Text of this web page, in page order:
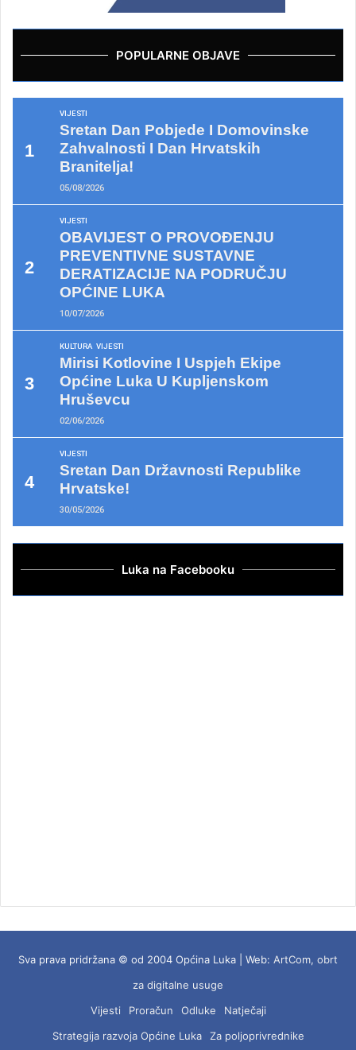
POPULARNE OBJAVE
VIJESTI
Sretan Dan Pobjede I Domovinske
Zahvalnosti I Dan Hrvatskih
Branitelja!
05/08/2026
VIJESTI
OBAVIJEST O PROVOĐENJU
PREVENTIVNE SUSTAVNE
DERATIZACIJE NA PODRUČJU
OPĆINE LUKA
10/07/2026
KULTURA VIJESTI
Mirisi Kotlovine I Uspjeh Ekipe
Općine Luka U Kupljenskom
Hruševcu
02/06/2026
VIJESTI
Sretan Dan Državnosti Republike
Hrvatske!
30/05/2026
Luka na Facebooku
Sva prava pridržana © od 2004 Općina Luka | Web: ArtCom, obrt
za digitalne usuge
Vijesti
Proračun Odluke
Natječaji
Strategija razvoja Općine Luka
Za poljoprivrednike